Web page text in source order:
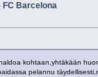
FC Barcelona
kohtaan,yhtäkään
pelannu